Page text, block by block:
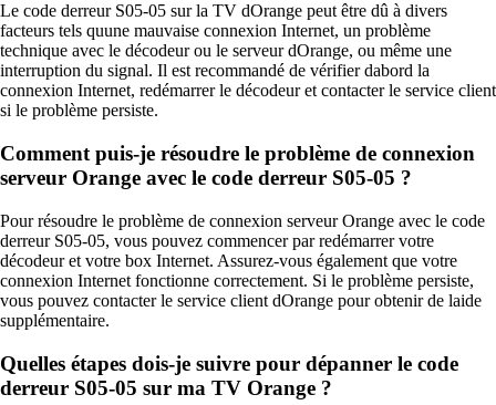
Le code derreur S05-05 sur la TV dOrange peut être dû à divers
facteurs tels quune mauvaise connexion Internet, un problème
technique avec le décodeur ou le serveur dOrange, ou même une
interruption du signal. Il est recommandé de vérifier dabord la
connexion Internet, redémarrer le décodeur et contacter le service client
si le problème persiste.
Comment puis-je résoudre le problème de connexion
serveur Orange avec le code derreur S05-05 ?
Pour résoudre le problème de connexion serveur Orange avec le code
derreur S05-05, vous pouvez commencer par redémarrer votre
décodeur et votre box Internet. Assurez-vous également que votre
connexion Internet fonctionne correctement. Si le problème persiste,
vous pouvez contacter le service client dOrange pour obtenir de laide
supplémentaire.
Quelles étapes dois-je suivre pour dépanner le code
derreur S05-05 sur ma TV Orange ?